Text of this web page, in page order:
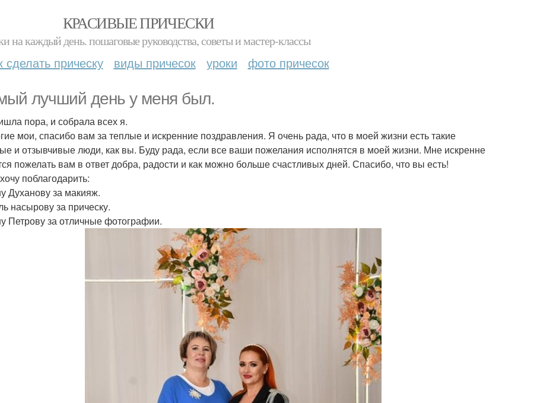
КРАСИВЫЕ ПРИЧЕСКИ
на каждый день. пошаговые руководства, советы и мастер-классы
сделать прическу виды причесок уроки фото причесок
лучший день у меня был.
пора, и собрала всех я.
мои, спасибо вам за теплые и искренние поздравления. Я очень рада, что в моей жизни есть такие
и отзывчивые люди, как вы. Буду рада, если все ваши пожелания исполнятся в моей жизни. Мне искренне
пожелать вам в ответ добра, радости и как можно больше счастливых дней. Спасибо, что вы есть!
поблагодарить:
Духанову за макияж.
насырову за прическу.
Петрову за отличные фотографии.